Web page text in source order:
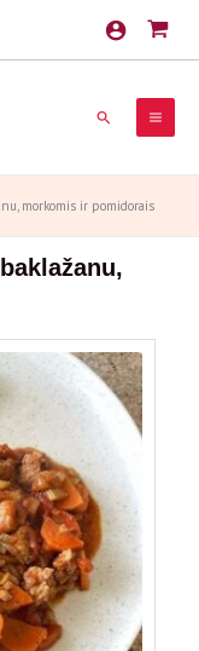
Paieška
morkomis ir pomidorais